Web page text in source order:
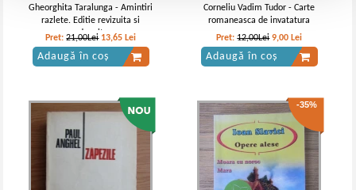
Gheorghita Taralunga - Amintiri
razlete. Editie revizuita si
adaugita
Pret:21,00Lei 13,65 Lei
Adaugă în coș
Corneliu Vadim Tudor - Carte
romaneasca de invatatura
Pret:12,00Lei 9,00 Lei
Adaugă în coș
-35%